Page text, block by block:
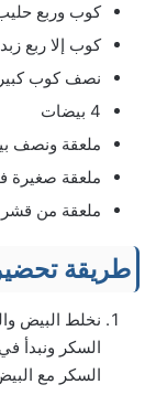
كوب وربع
كوب إلا ربع
نصف كوب
4 بيضات
ملعقة ونصف
ملعقة صغيرة
ملعقة من قشر
طريقة
نخلط البيض
السكر ونبدأ
السكر مع